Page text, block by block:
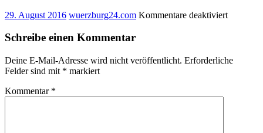
29. August 2016 wuerzburg24.com Kommentare deaktiviertfür
Polizisten
Schreibe einen Kommentar
Deine E-Mail-Adresse wird nicht veröffentlicht. Erforderliche
Felder sind mit * markiert
Kommentar *